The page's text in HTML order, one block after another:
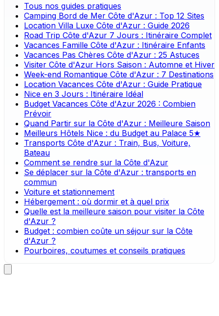
Tous nos guides pratiques
Camping Bord de Mer Côte d'Azur : Top 12 Sites
Location Villa Luxe Côte d'Azur : Guide 2026
Road Trip Côte d'Azur 7 Jours : Itinéraire Complet
Vacances Famille Côte d'Azur : Itinéraire Enfants
Vacances Pas Chères Côte d'Azur : 25 Astuces
Visiter Côte d'Azur Hors Saison : Automne et Hiver
Week-end Romantique Côte d'Azur : 7 Destinations
Location Vacances Côte d'Azur : Guide Pratique
Nice en 3 Jours : Itinéraire Idéal
Budget Vacances Côte d'Azur 2026 : Combien
Prévoir
Quand Partir sur la Côte d'Azur : Meilleure Saison
Meilleurs Hôtels Nice : du Budget au Palace 5★
Transports Côte d'Azur : Train, Bus, Voiture,
Bateau
Comment se rendre sur la Côte d'Azur
Se déplacer sur la Côte d'Azur : transports en
commun
Voiture et stationnement
Hébergement : où dormir et à quel prix
Quelle est la meilleure saison pour visiter la Côte
d'Azur ?
Budget : combien coûte un séjour sur la Côte
d'Azur ?
Pourboires, coutumes et conseils pratiques